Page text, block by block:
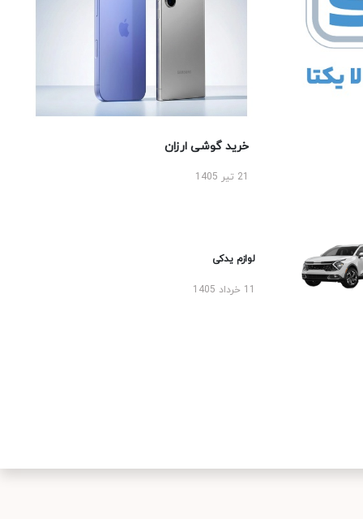
خرید گوشی ارزان
لوازم یدکی